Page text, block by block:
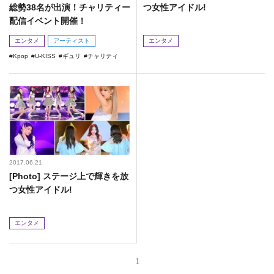
総勢38名が出演！チャリティー
配信イベント開催！
エンタメ アーティスト
Kpop U-KISS ギュリ チャリティ
つ女性アイドル!
エンタメ
2017.06.21
[Photo] ステージ上で輝きを放
つ女性アイドル!
エンタメ
1